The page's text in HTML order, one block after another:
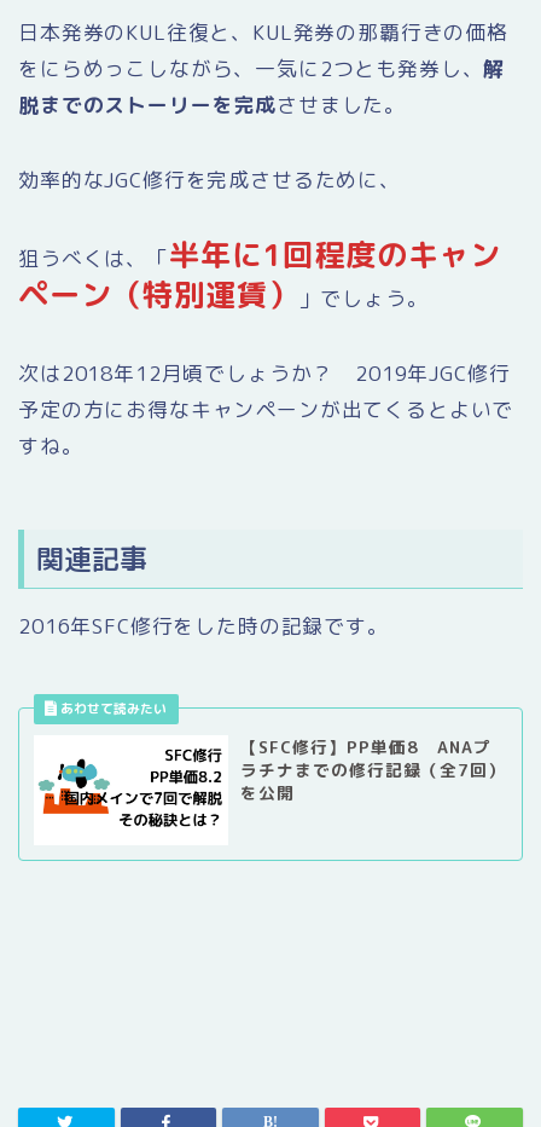
日本発券のKUL往復と、KUL発券の那覇行きの価格
をにらめっこしながら、一気に2つとも発券し、解
脱までのストーリーを完成させました。
効率的なJGC修行を完成させるために、
狙うべくは、「半年に1回程度のキャン
ペーン（特別運賃）
」でしょう。
次は2018年12月頃でしょうか？ 2019年JGC修行
予定の方にお得なキャンペーンが出てくるとよいで
すね。
関連記事
2016年SFC修行をした時の記録です。
【SFC修行】PP単価8 ANAプ
ラチナまでの修行記録（全7回）
を公開